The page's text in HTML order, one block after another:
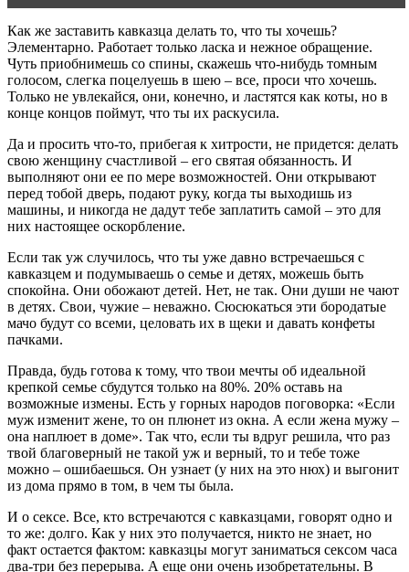
Как же заставить кавказца делать то, что ты хочешь?
Элементарно. Работает только ласка и нежное обращение.
Чуть приобнимешь со спины, скажешь что-нибудь томным
голосом, слегка поцелуешь в шею – все, проси что хочешь.
Только не увлекайся, они, конечно, и ластятся как коты, но в
конце концов поймут, что ты их раскусила.
Да и просить что-то, прибегая к хитрости, не придется: делать
свою женщину счастливой – его святая обязанность. И
выполняют они ее по мере возможностей. Они открывают
перед тобой дверь, подают руку, когда ты выходишь из
машины, и никогда не дадут тебе заплатить самой – это для
них настоящее оскорбление.
Если так уж случилось, что ты уже давно встречаешься с
кавказцем и подумываешь о семье и детях, можешь быть
спокойна. Они обожают детей. Нет, не так. Они души не чают
в детях. Свои, чужие – неважно. Сюсюкаться эти бородатые
мачо будут со всеми, целовать их в щеки и давать конфеты
пачками.
Правда, будь готова к тому, что твои мечты об идеальной
крепкой семье сбудутся только на 80%. 20% оставь на
возможные измены. Есть у горных народов поговорка: «Если
муж изменит жене, то он плюнет из окна. А если жена мужу –
она наплюет в доме». Так что, если ты вдруг решила, что раз
твой благоверный не такой уж и верный, то и тебе тоже
можно – ошибаешься. Он узнает (у них на это нюх) и выгонит
из дома прямо в том, в чем ты была.
И о сексе. Все, кто встречаются с кавказцами, говорят одно и
то же: долго. Как у них это получается, никто не знает, но
факт остается фактом: кавказцы могут заниматься сексом часа
два-три без перерыва. А еще они очень изобретательны. В